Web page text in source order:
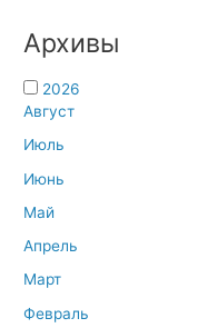
Архивы
2026
Август
Июль
Июнь
Май
Апрель
Март
Февраль